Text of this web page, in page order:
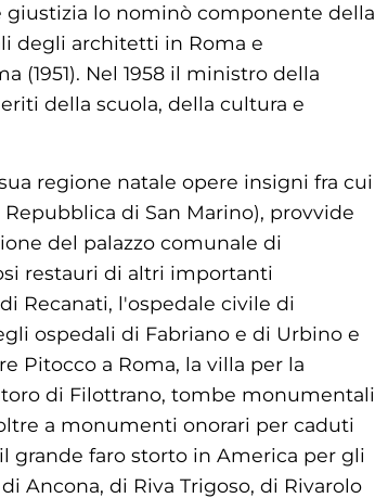
giustizia lo nominò componente della
degli architetti in Roma e
Nel 1958 il ministro della
della scuola, della cultura e
regione natale opere insigni fra cui
di San Marino), provvide
del palazzo comunale di
restauri di altri importanti
Recanati, l'ospedale civile di
ospedali di Fabriano e di Urbino e
Pitocco a Roma, la villa per la
di Filottrano, tombe monumentali
a monumenti onorari per caduti
grande faro storto in America per gli
Ancona, di Riva Trigoso, di Rivarolo